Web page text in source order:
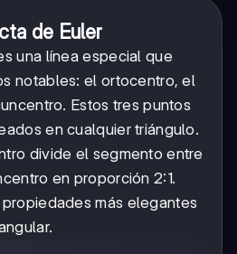
de Euler
una línea especial que
notables: el ortocentro, el
Estos tres puntos
en cualquier triángulo.
divide el segmento entre
en proporción 2:1.
más elegantes